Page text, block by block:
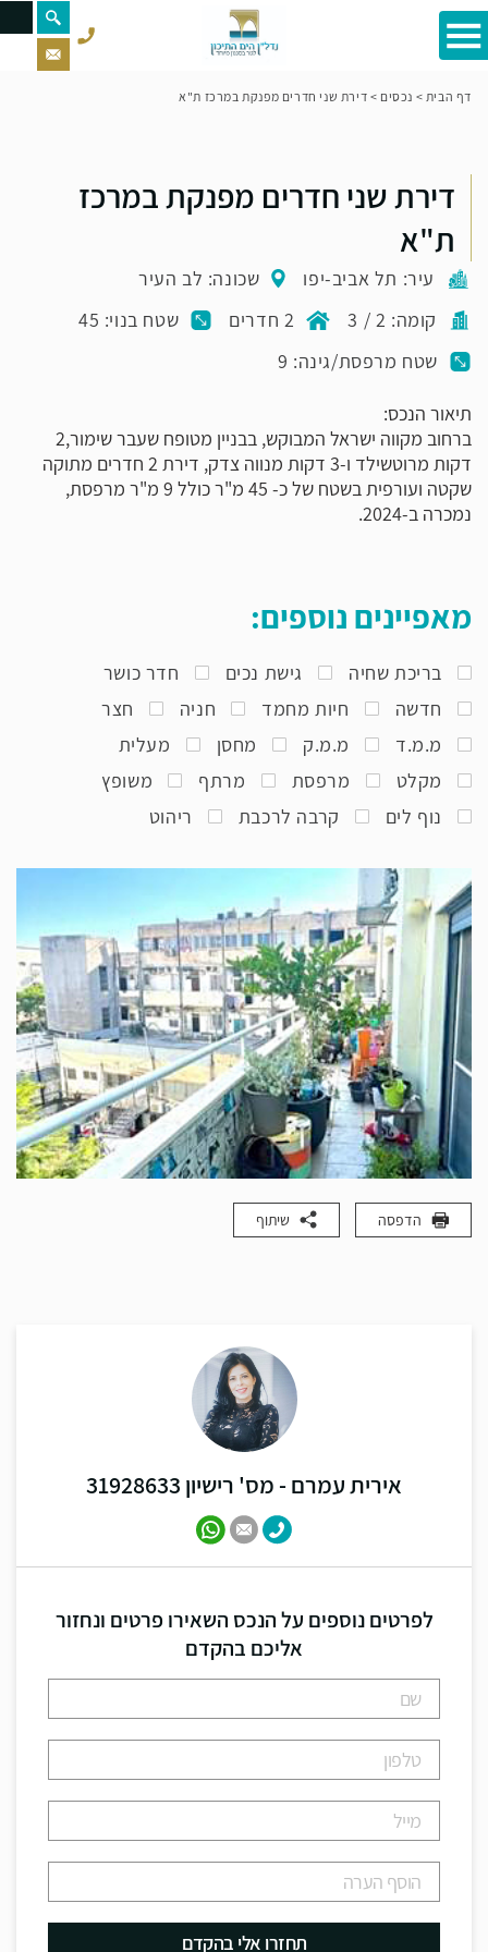
דף הבית > נכסים > דירת שני חדרים מפנקת במרכז ת"א
דירת שני חדרים מפנקת במרכז
ת"א
עיר: תל אביב-יפו
שכונה: לב העיר
קומה: 2 / 3
2 חדרים
שטח בנוי: 45
שטח מרפסת/גינה: 9
תיאור הנכס:
ברחוב מקווה ישראל המבוקש, בבניין מטופח שעבר שימור,2
דקות מרוטשילד ו-3 דקות מנווה צדק, דירת 2 חדרים מתוקה
שקטה ועורפית בשטח של כ- 45 מ"ר כולל 9 מ"ר מרפסת,
נמכרה ב-2024.
מאפיינים נוספים:
בריכת שחיה גישת נכים
חדר כושר
חדשה
חיות מחמד חניה
חצר
מ.מ.ד
מ.מ.ק מחסן
מעלית
מקלט
מרפסת מרתף
משופץ
נוף לים
קרבה לרכבת ריהוט
הדפסה שיתוף
אירית עמרם - מס' רישיון 31928633
לפרטים נוספים על הנכס השאירו פרטים ונחזור
אליכם בהקדם